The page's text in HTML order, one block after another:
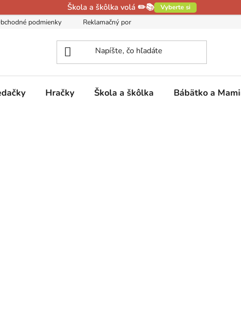
Škola a škôlka volá ✏️📚 Vyberte si
podmienky Reklamačný poriadok
Hračky Škola a škôlka Bábätko a